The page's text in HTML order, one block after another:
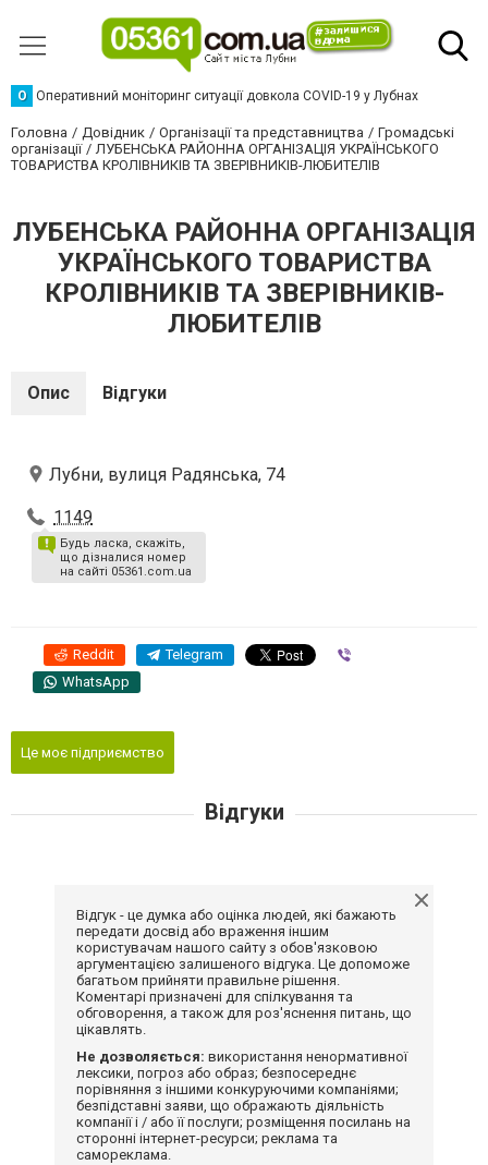
О Оперативний моніторинг ситуації довкола COVID-19 у Лубнах
Головна Довідник Організації та представництва
Громадські
організації
ЛУБЕНСЬКА РАЙОННА ОРГАНІЗАЦІЯ УКРАЇНСЬКОГО
ТОВАРИСТВА КРОЛІВНИКІВ ТА ЗВЕРІВНИКІВ-ЛЮБИТЕЛІВ
ЛУБЕНСЬКА РАЙОННА ОРГАНІЗАЦІЯ
УКРАЇНСЬКОГО ТОВАРИСТВА
КРОЛІВНИКІВ ТА ЗВЕРІВНИКІВ-
ЛЮБИТЕЛІВ
Опис Відгуки
Лубни, вулиця Радянська, 74
1149
Будь ласка, скажіть,
що дізналися номер
на сайті 05361.com.ua
Reddit Telegram
WhatsApp
Це моє підприємство
Відгуки
Відгук - це думка або оцінка людей, які бажають
передати досвід або враження іншим
користувачам нашого сайту з обов'язковою
аргументацією залишеного відгука. Це допоможе
багатьом прийняти правильне рішення.
Коментарі призначені для спілкування та
обговорення, а також для роз'яснення питань, що
цікавлять.
Не дозволяється: використання ненормативної
лексики, погроз або образ; безпосереднє
порівняння з іншими конкуруючими компаніями;
безпідставні заяви, що ображають діяльність
компанії і / або її послуги; розміщення посилань на
сторонні інтернет-ресурси; реклама та
самореклама.